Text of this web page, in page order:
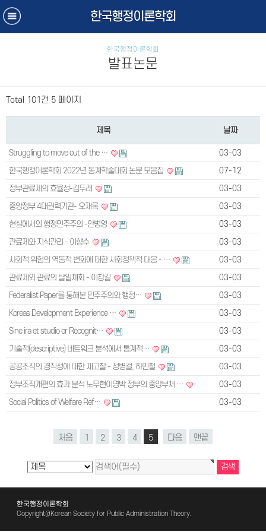
한국행정이론학회
한국행정이론학회
발표논문
Total 101건 5 페이지
제목 날짜
Struggling to move out of the …
03-03
한국행정이론학회 2022년 동계학술대회 논문 모음집
07-12
정부관료제의 효율성-김두래
03-03
중앙정부 4대권력기관- 오재록
03-03
현실에서의 행정민주주의 -안병영
03-03
관료제와 지식관리 - 이향수
03-03
사회적 위험의 역동적 변화에 대한 사회정책적 대응 - …
03-03
관료제와 관료의 탈일체화 - 이창길
03-03
Federalist Paper를 통해본 민주주의와 행정…
03-03
Koreas Development Experience …
03-03
Sine ira et studio or Recognit…
03-03
기술적(descriptive) 네트워크 분석에서 통계적…
03-03
공공조직의 경직성에 대한 재고찰 - 정병걸, 하민철
03-03
정부조직개편의 효과 분석 노무현이명박 정부의 중앙부처 …
03-03
Social Politics of Welfare Ref…
03-03
처음 1 2 3 4 5 다음 맨끝
한국행정이론학회
Copyright@Korean Society for Public Administration Theory.